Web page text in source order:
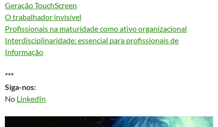
Geração TouchScreen
O trabalhador invisível
Profissionais na maturidade como ativo organizacional
Interdisciplinaridade: essencial para profissionais de
Informação
***
Siga-nos:
No LinkedIn